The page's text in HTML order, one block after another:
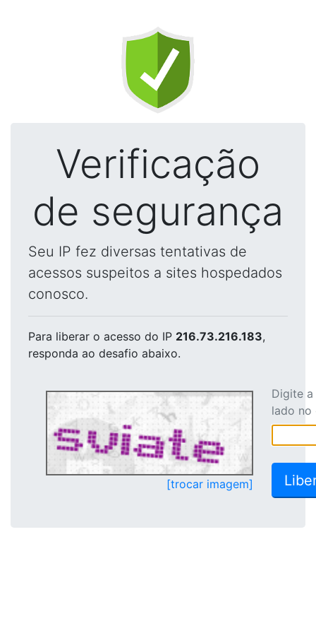
Verificação
de segurança
Seu IP fez diversas tentativas de
acessos suspeitos a sites hospedados
conosco.
Para liberar o acesso do IP 216.73.216.183,
responda ao desafio abaixo.
[trocar imagem]
Digite
lado no